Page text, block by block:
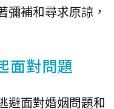
彌補和尋求原諒，
面對問題
避面對婚姻問題和